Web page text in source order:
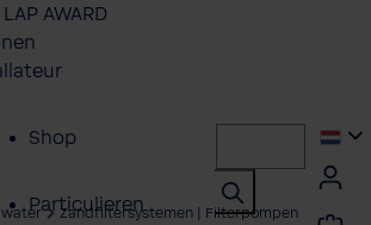
LAP AWARD
Shop
Particulieren
Zandfiltersystemen | Filterpompen